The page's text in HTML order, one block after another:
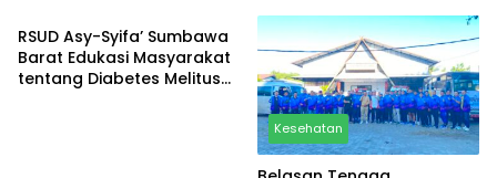
Dengan BPBD
dan Transparan
RSUD Asy-Syifa’ Sumbawa
Barat Edukasi Masyarakat
tentang Diabetes Melitus
Kesehatan